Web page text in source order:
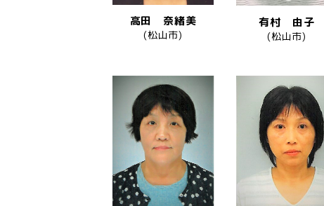
高田 奈緒美
(松山市)
有村 由子
(松山市)